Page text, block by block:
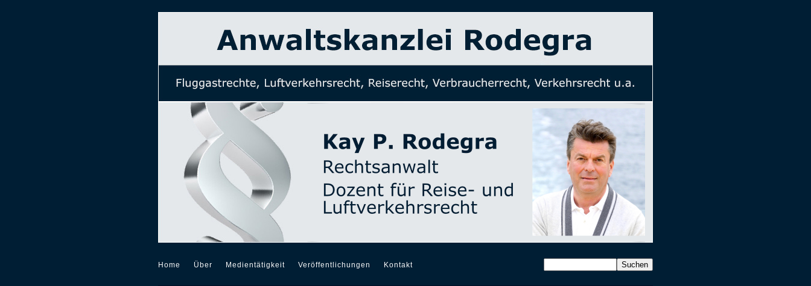
Home Über Medientätigkeit Veröffentlichungen Kontakt